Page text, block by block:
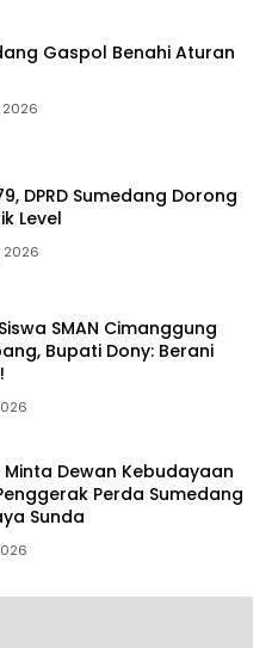
Gaspol Benahi Aturan
2026
DPRD Sumedang Dorong
Level
2026
SMAN Cimanggung
Bupati Dony: Berani
Minta Dewan Kebudayaan
Perda Sumedang
Sunda